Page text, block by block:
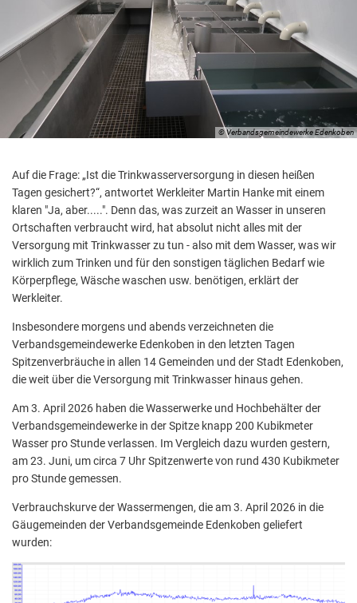
© Verbandsgemeindewerke Edenkoben
Auf die Frage: „Ist die Trinkwasserversorgung in diesen heißen
Tagen gesichert?“, antwortet Werkleiter Martin Hanke mit einem
klaren "Ja, aber.....". Denn das, was zurzeit an Wasser in unseren
Ortschaften verbraucht wird, hat absolut nicht alles mit der
Versorgung mit Trinkwasser zu tun - also mit dem Wasser, was wir
wirklich zum Trinken und für den sonstigen täglichen Bedarf wie
Körperpflege, Wäsche waschen usw. benötigen, erklärt der
Werkleiter.
Insbesondere morgens und abends verzeichneten die
Verbandsgemeindewerke Edenkoben in den letzten Tagen
Spitzenverbräuche in allen 14 Gemeinden und der Stadt Edenkoben,
die weit über die Versorgung mit Trinkwasser hinaus gehen.
Am 3. April 2026 haben die Wasserwerke und Hochbehälter der
Verbandsgemeindewerke in der Spitze knapp 200 Kubikmeter
Wasser pro Stunde verlassen. Im Vergleich dazu wurden gestern,
am 23. Juni, um circa 7 Uhr Spitzenwerte von rund 430 Kubikmeter
pro Stunde gemessen.
Verbrauchskurve der Wassermengen, die am 3. April 2026 in die
Gäugemeinden der Verbandsgemeinde Edenkoben geliefert
wurden: